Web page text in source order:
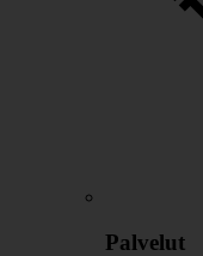
Palvelut